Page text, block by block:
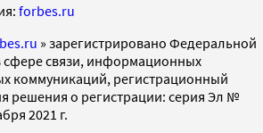
forbes.ru
» зарегистрировано Федеральной
сфере связи, информационных
коммуникаций, регистрационный
решения о регистрации: серия Эл №
2021 г.